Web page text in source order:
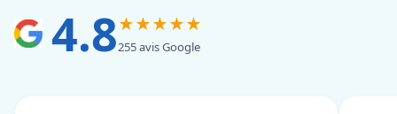
4.8★★★★★
255 avis Google